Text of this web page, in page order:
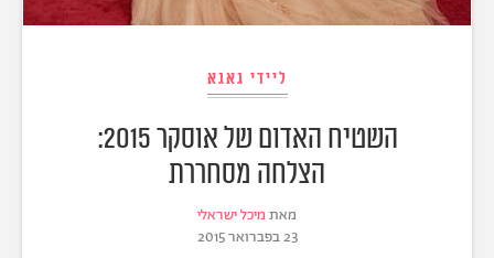
ליידי גאגא
השטיח האדום של אוסקר 2015:
הצלחה מסחררת
מאת מיכל ישראלי
23 בפברואר 2015